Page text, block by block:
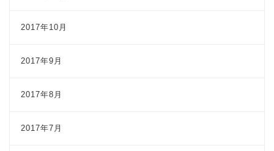
2017年10月
2017年9月
2017年8月
2017年7月